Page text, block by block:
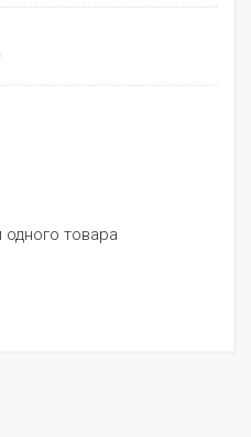
товара